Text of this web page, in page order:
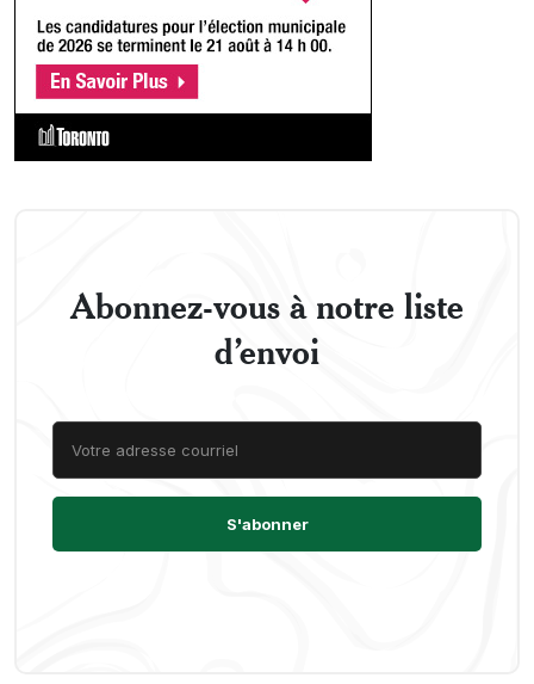
Abonnez-vous à notre liste
d’envoi